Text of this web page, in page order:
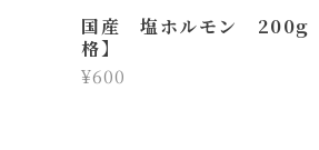
国産 塩ホルモン 200g
格】
¥600